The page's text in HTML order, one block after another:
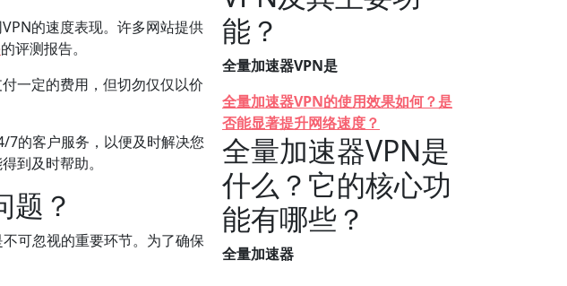
的速度表现。许多网站提供
的评测报告。
一定的费用，但切勿仅仅以价
7的客户服务，以便及时解决您
到及时帮助。
题？
可忽视的重要环节。为了确保
能？
全量加速器VPN是
全量加速器VPN的使用效果如何？是
否能显著提升网络速度？
全量加速器VPN是
什么？它的核心功
能有哪些？
全量加速器